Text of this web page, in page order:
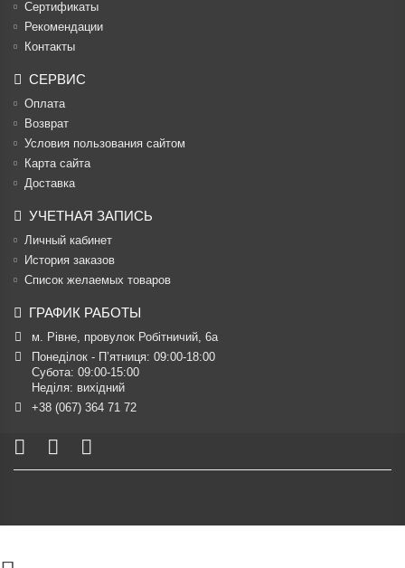
Cертификаты
Рекомендации
Контакты
СЕРВИС
Оплата
Возврат
Условия пользования сайтом
Карта сайта
Доставка
УЧЕТНАЯ ЗАПИСЬ
Личный кабинет
История заказов
Список желаемых товаров
ГРАФИК РАБОТЫ
м. Рівне, провулок Робітничий, 6а
Понеділок - П’ятниця: 09:00-18:00
Субота: 09:00-15:00
Неділя: вихідний
+38 (067) 364 71 72